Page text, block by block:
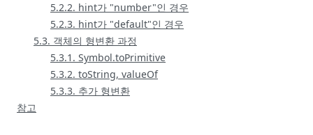
5.2.2. hint가 "number"인 경우
5.2.3. hint가 "default"인 경우
5.3. 객체의 형변환 과정
5.3.1. Symbol.toPrimitive
5.3.2. toString, valueOf
5.3.3. 추가 형변환
참고